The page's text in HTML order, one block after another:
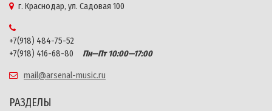
г. Краснодар, ул. Садовая 100
+7(918) 484-75-52
+7(918) 416-68-80
Пн—Пт 10:00—17:00
mail@arsenal-music.ru
РАЗДЕЛЫ